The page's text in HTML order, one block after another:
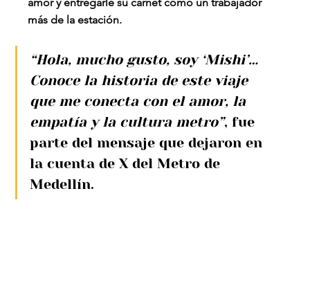
más de la estación.
“Hola, mucho gusto, soy ‘Mishi’…
Conoce la historia de este viaje
que me conecta con el amor, la
empatía y la cultura metro”, fue
parte del mensaje que dejaron en
la cuenta de X del Metro de
Medellín.